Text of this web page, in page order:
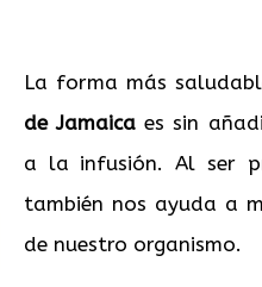
La forma más
de Jamaica es sin
a la infusión. Al ser
también nos ayuda a
de nuestro organismo.